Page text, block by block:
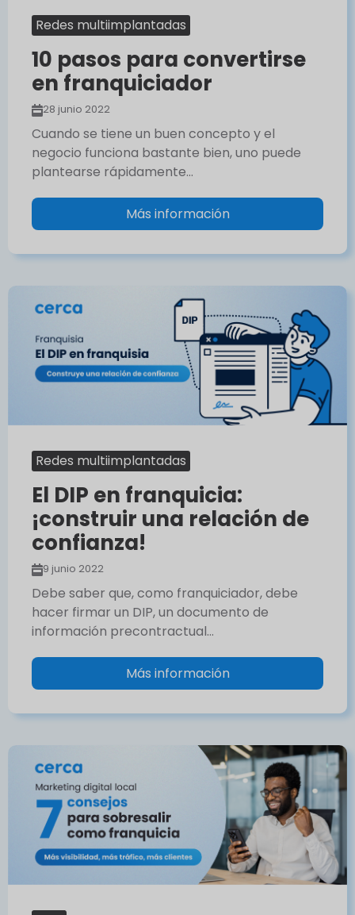
Redes multiimplantadas
10 pasos para convertirse
en franquiciador
28 junio 2022
Cuando se tiene un buen concepto y el
negocio funciona bastante bien, uno puede
plantearse rápidamente…
Más información
Redes multiimplantadas
El DIP en franquicia:
¡construir una relación de
confianza!
9 junio 2022
Debe saber que, como franquiciador, debe
hacer firmar un DIP, un documento de
información precontractual…
Más información